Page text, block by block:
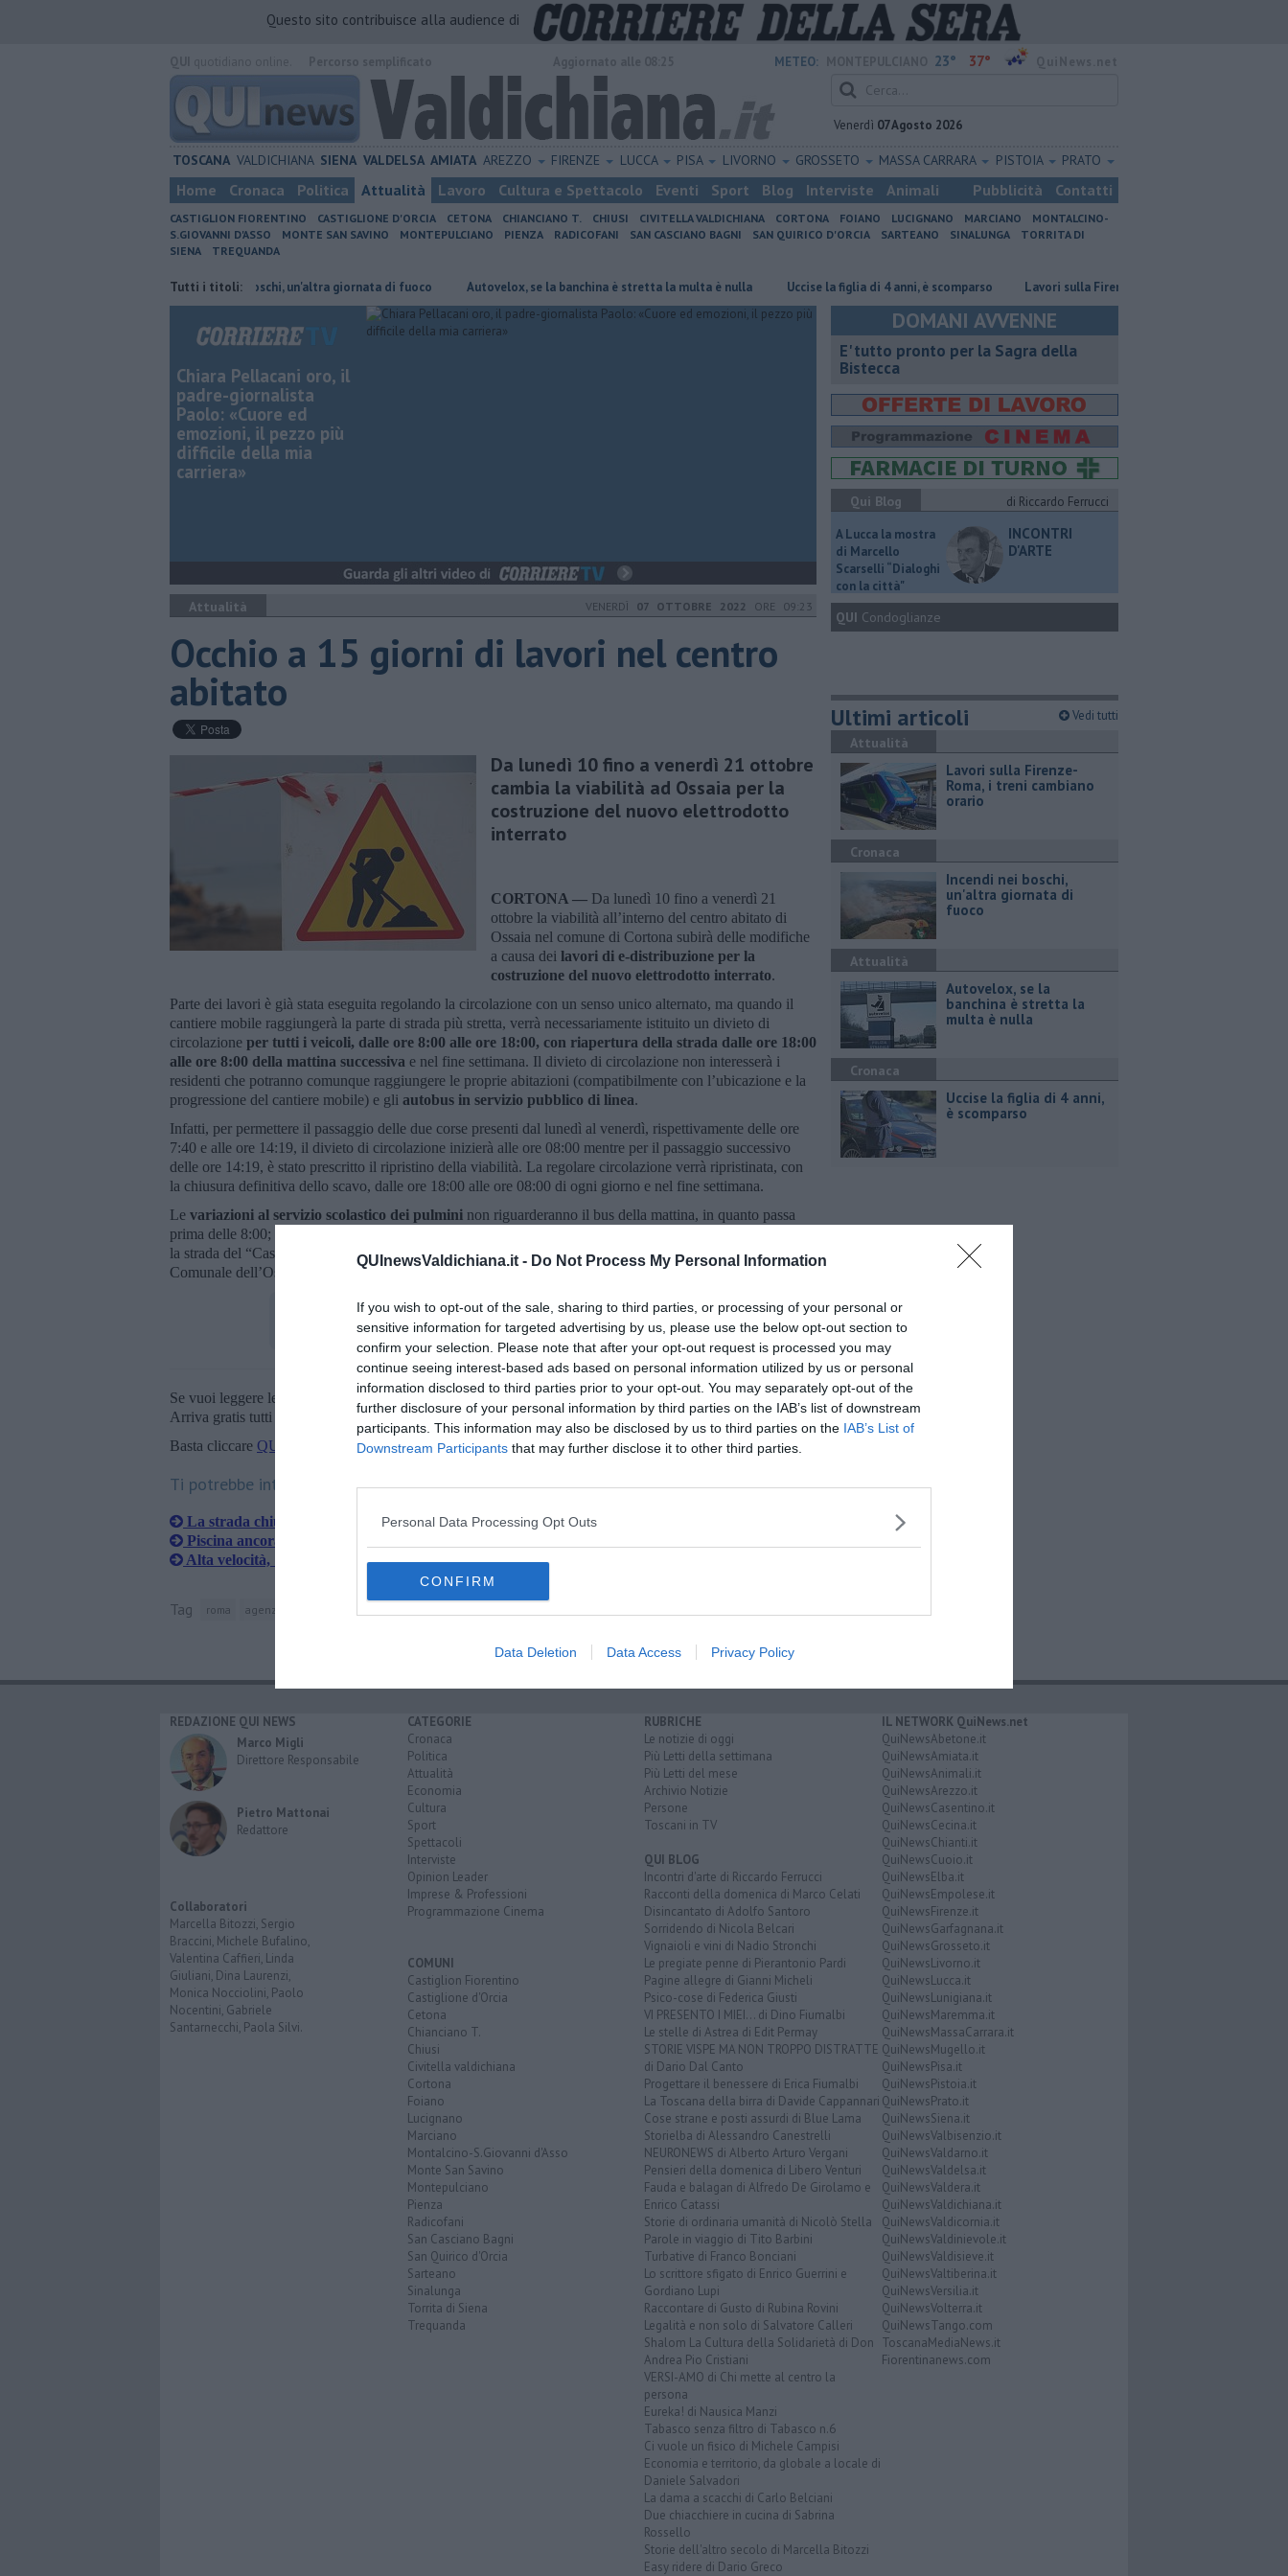
QUInewsValdichiana.it - Do Not Process My Personal Information
If you wish to opt-out of the sale, sharing to third parties, or processing of your personal or
sensitive information for targeted advertising by us, please use the below opt-out section to
confirm your selection. Please note that after your opt-out request is processed you may
continue seeing interest-based ads based on personal information utilized by us or personal
information disclosed to third parties prior to your opt-out. You may separately opt-out of the
further disclosure of your personal information by third parties on the IAB’s list of downstream
participants. This information may also be disclosed by us to third parties on the IAB’s List of
Downstream Participants that may further disclose it to other third parties.
Personal Data Processing Opt Outs
CONFIRM
Data Deletion Data Access Privacy Policy
Questo sito contribuisce alla audience di
METEO: 23° 37°
Venerdì 07 Agosto 2026
TOSCANA VALDICHIANA SIENA VALDELSA AMIATA AREZZO FIRENZE LUCCA PISA LIVORNO GROSSETO MASSA CARRARA PISTOIA PRATO
Home Cronaca Politica Attualità Lavoro Cultura e Spettacolo Eventi Sport Blog Interviste Animali Pubblicità Contatti
CASTIGLION FIORENTINO CASTIGLIONE D'ORCIA CETONA CHIANCIANO T. CHIUSI CIVITELLA VALDICHIANA CORTONA FOIANO LUCIGNANO MARCIANO
MONTALCINO-
S.GIOVANNI D'ASSO
MONTE SAN SAVINO MONTEPULCIANO PIENZA RADICOFANI SAN CASCIANO BAGNI SAN QUIRICO D'ORCIA SARTEANO SINALUNGA
TORRITA DI
SIENA
TREQUANDA
Tutti i titoli:
Incendi nei boschi, un'altra giornata di fuoco Autovelox, se la banchina è stretta la multa è nulla Uccise la figlia di 4 anni, è scomparso Lavori sulla Firenze-Roma, i treni cambiano orario
Chiara Pellacani oro, il
padre-giornalista
Paolo: «Cuore ed
emozioni, il pezzo più
difficile della mia
carriera»
Attualità VENERDÌ 07 OTTOBRE 2022 ORE 09:23
Occhio a 15 giorni di lavori nel centro
abitato
​Da lunedì 10 fino a venerdì 21 ottobre
cambia la viabilità ad Ossaia per la
costruzione del nuovo elettrodotto
interrato
CORTONA — Da lunedì 10 fino a venerdì 21
ottobre la viabilità all’interno del centro abitato di
Ossaia nel comune di Cortona subirà delle modifiche
a causa dei lavori di e-distribuzione per la
costruzione del nuovo elettrodotto interrato.
Parte dei lavori è già stata eseguita regolando la circolazione con un senso unico alternato, ma quando il
cantiere mobile raggiungerà la parte di strada più stretta, verrà necessariamente istituito un divieto di
circolazione per tutti i veicoli, dalle ore 8:00 alle ore 18:00, con riapertura della strada dalle ore 18:00
alle ore 8:00 della mattina successiva e nel fine settimana. Il divieto di circolazione non interesserà i
residenti che potranno comunque raggiungere le proprie abitazioni (compatibilmente con l’ubicazione e la
progressione del cantiere mobile) e gli autobus in servizio pubblico di linea.
Infatti, per permettere il passaggio delle due corse presenti dal lunedì al venerdì, rispettivamente delle ore
7:40 e alle ore 14:19, il divieto di circolazione inizierà alle ore 08:00 mentre per il passaggio successivo
delle ore 14:19, è stato prescritto il ripristino della viabilità. La regolare circolazione verrà ripristinata, con
la chiusura definitiva dello scavo, dalle ore 18:00 alle ore 08:00 di ogni giorno e nel fine settimana.
Le variazioni al servizio scolastico dei pulmini non riguarderanno il bus della mattina, in quanto passa
prima delle 8:00; mentre per il passaggio del pomeriggio il pulmino potrà arrivare fino all’intersezione con
la strada del “Castagno” dove è prevista già una fermata e, percorrendo detta strada tornerà sulla Strada
Comunale dell’Ossaia per proseguire la corsa.
Se vuoi leggere le notizie principali della Toscana iscriviti allaNewsletter QUInews - ToscanaMedia.
Arriva gratis tutti i giorni alle 20:00 direttamente nella tua casella di posta.
Basta cliccare QUI
Ti potrebbe interessare anche:
La strada chiude per lavori ma non le Poste
Piscina ancora chiusa, Comune contro il gestore
Alta velocità, "è il momento di passare ai fatti"
Tag roma agenzia delle entrate
DOMANI AVVENNE
E' tutto pronto per la Sagra della
Bistecca
Qui Blog
di Riccardo Ferrucci
A Lucca la mostra
di Marcello
Scarselli “Dialoghi
con la città"
INCONTRI
D'ARTE
QUI Condoglianze
Ultimi articoli Vedi tutti
Attualità
Lavori sulla Firenze-
Roma, i treni cambiano
orario
Cronaca
Incendi nei boschi,
un'altra giornata di
fuoco
Attualità
Autovelox, se la
banchina è stretta la
multa è nulla
Cronaca
Uccise la figlia di 4 anni,
è scomparso
REDAZIONE QUI NEWS
Marco Migli
Direttore Responsabile
Pietro Mattonai
Redattore
Collaboratori
Marcella Bitozzi, Sergio
Braccini, Michele Bufalino,
Valentina Caffieri, Linda
Giuliani, Dina Laurenzi,
Monica Nocciolini, Paolo
Nocentini, Gabriele
Santarnecchi, Paola Silvi.
CATEGORIE
Cronaca
Politica
Attualità
Economia
Cultura
Sport
Spettacoli
Interviste
Opinion Leader
Imprese & Professioni
Programmazione Cinema
COMUNI
Castiglion Fiorentino
Castiglione d'Orcia
Cetona
Chianciano T.
Chiusi
Civitella valdichiana
Cortona
Foiano
Lucignano
Marciano
Montalcino-S.Giovanni d'Asso
Monte San Savino
Montepulciano
Pienza
Radicofani
San Casciano Bagni
San Quirico d'Orcia
Sarteano
Sinalunga
Torrita di Siena
Trequanda
RUBRICHE
Le notizie di oggi
Più Letti della settimana
Più Letti del mese
Archivio Notizie
Persone
Toscani in TV
QUI BLOG
Incontri d'arte di Riccardo Ferrucci
Racconti della domenica di Marco Celati
Disincantato di Adolfo Santoro
Sorridendo di Nicola Belcari
Vignaioli e vini di Nadio Stronchi
Le pregiate penne di Pierantonio Pardi
Pagine allegre di Gianni Micheli
Psico-cose di Federica Giusti
VI PRESENTO I MIEI... di Dino Fiumalbi
Le stelle di Astrea di Edit Permay
STORIE VISPE MA NON TROPPO DISTRATTE
di Dario Dal Canto
Progettare il benessere di Erica Fiumalbi
La Toscana della birra di Davide Cappannari
Cose strane e posti assurdi di Blue Lama
Storielba di Alessandro Canestrelli
NEURONEWS di Alberto Arturo Vergani
Pensieri della domenica di Libero Venturi
Fauda e balagan di Alfredo De Girolamo e
Enrico Catassi
Storie di ordinaria umanità di Nicolò Stella
Parole in viaggio di Tito Barbini
Turbative di Franco Bonciani
Lo scrittore sfigato di Enrico Guerrini e
Gordiano Lupi
Raccontare di Gusto di Rubina Rovini
Legalità e non solo di Salvatore Calleri
Shalom La Cultura della Solidarietà di Don
Andrea Pio Cristiani
VERSI-AMO di Chi mette al centro la
persona
Eureka! di Nausica Manzi
Tabasco senza filtro di Tabasco n.6
Ci vuole un fisico di Michele Campisi
Economia e territorio, da globale a locale di
Daniele Salvadori
La dama a scacchi di Carlo Belciani
Due chiacchiere in cucina di Sabrina
Rossello
Storie dell'altro secolo di Marcella Bitozzi
Easy ridere di Dario Greco
IL NETWORK QuiNews.net
QuiNewsAbetone.it
QuiNewsAmiata.it
QuiNewsAnimali.it
QuiNewsArezzo.it
QuiNewsCasentino.it
QuiNewsCecina.it
QuiNewsChianti.it
QuiNewsCuoio.it
QuiNewsElba.it
QuiNewsEmpolese.it
QuiNewsFirenze.it
QuiNewsGarfagnana.it
QuiNewsGrosseto.it
QuiNewsLivorno.it
QuiNewsLucca.it
QuiNewsLunigiana.it
QuiNewsMaremma.it
QuiNewsMassaCarrara.it
QuiNewsMugello.it
QuiNewsPisa.it
QuiNewsPistoia.it
QuiNewsPrato.it
QuiNewsSiena.it
QuiNewsValbisenzio.it
QuiNewsValdarno.it
QuiNewsValdelsa.it
QuiNewsValdera.it
QuiNewsValdichiana.it
QuiNewsValdicornia.it
QuiNewsValdinievole.it
QuiNewsValdisieve.it
QuiNewsValtiberina.it
QuiNewsVersilia.it
QuiNewsVolterra.it
QuiNewsTango.com
ToscanaMediaNews.it
Fiorentinanews.com